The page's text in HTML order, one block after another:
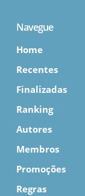
Navegue
Home
Recentes
Finalizadas
Ranking
Autores
Membros
Promoções
Regras